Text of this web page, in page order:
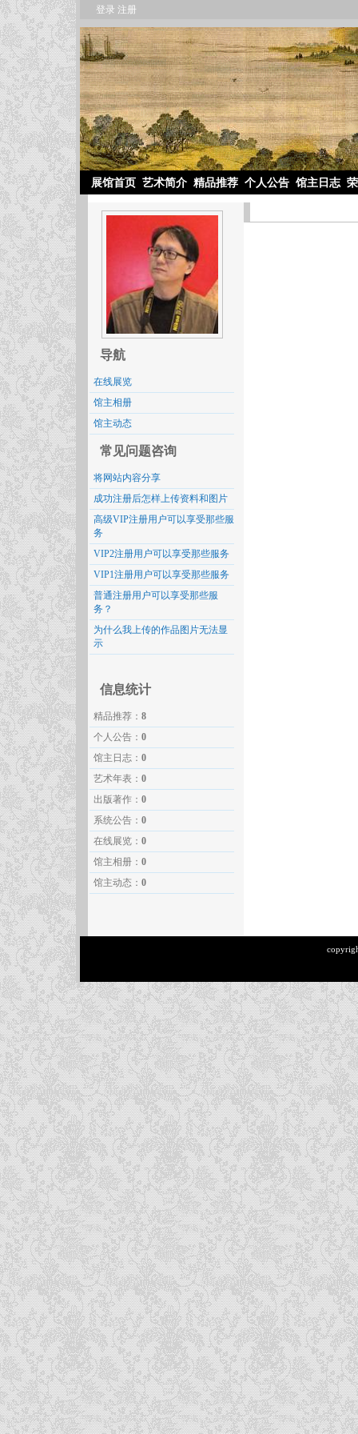
登录 注册
展馆首页 艺术简介 精品推荐 个人公告 馆主日志
导航
在线展览
馆主相册
馆主动态
常见问题咨询
将网站内容分享
成功注册后怎样上传资料和图片
高级VIP注册用户可以享受那些服
务
VIP2注册用户可以享受那些服务
VIP1注册用户可以享受那些服务
普通注册用户可以享受那些服
务？
为什么我上传的作品图片无法显
示
信息统计
精品推荐： 8
个人公告： 0
馆主日志： 0
艺术年表： 0
出版著作： 0
系统公告： 0
在线展览： 0
馆主相册： 0
馆主动态： 0